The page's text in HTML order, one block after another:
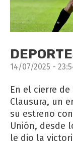
14/07/2025 -
En el cierre
Clausura, un
su estreno
Unión, desde
le dio la